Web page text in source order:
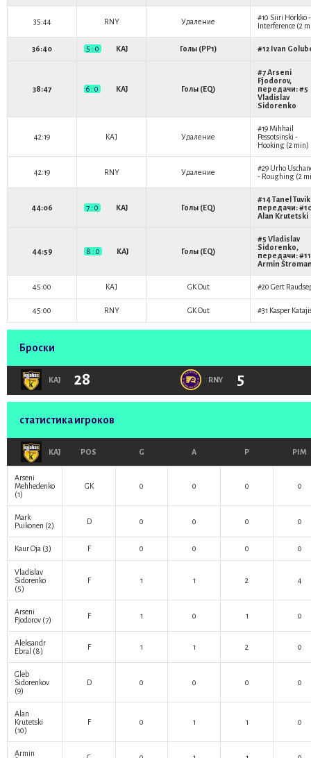
35:44 RNY Удаление #10 Siiri Hörkkö-
Interference (2
36:40 5 : 0 KAJ Голы (PP1) #12 Ivan
38:47 6 : 0 KAJ Голы (EQ)
#7Arseni
Fjodorov,
передачи: #5
Vladislav
Sidorenko
42:19 KAJ Удаление
#19Mihhail
Pessotsinski -
Hooking (2 min)
42:19 RNY Удаление #29 Urho
- Roughing (2
44:06 7 : 0 KAJ Голы (EQ)
#14Tanel
передачи:
Alan Krutetski
44:59 8 : 0 KAJ Голы (EQ)
#5 Vladislav
Sidorenko,
передачи: #11
Armin
45:00 KAJ GK Out #20 Gert
45:00 RNY GK Out #31 Kasper
Броски
KAJ 28 RNY 5
статистика игроков
KAJ POS G A P PIM
Arseni
Mehhedenko
(1)
GK 0 0 0 0
Mark
Puikonen (2) D 0 0 0 0
Kaur Oja (3) F 0 0 0 0
Vladislav
Sidorenko
(5)
F 1 1 2 4
Arseni
Fjodorov (7) F 1 0 1 0
Aleksandr
Ebral (8) F 1 1 2 0
Gleb
Sidorenkov
(9)
D 0 0 0 0
Alan
Krutetski
(10)
F 0 1 1 0
Armin